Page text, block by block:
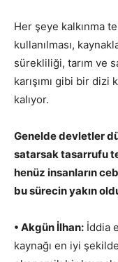
Her şeye kalkınma
kullanılması,
sürekliliği, tarım ve
karışımı gibi bir dizi
kalıyor.
Genelde devletler
satarsak tasarrufu
henüz insanların
bu sürecin yakın
• Akgün İlhan: İddia
kaynağı en iyi